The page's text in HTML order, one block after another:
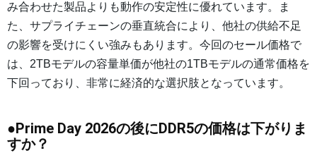
み合わせた製品よりも動作の安定性に優れています。ま
た、サプライチェーンの垂直統合により、他社の供給不足
の影響を受けにくい強みもあります。今回のセール価格で
は、2TBモデルの容量単価が他社の1TBモデルの通常価格を
下回っており、非常に経済的な選択肢となっています。
●Prime Day 2026の後にDDR5の価格は下がりま
すか？